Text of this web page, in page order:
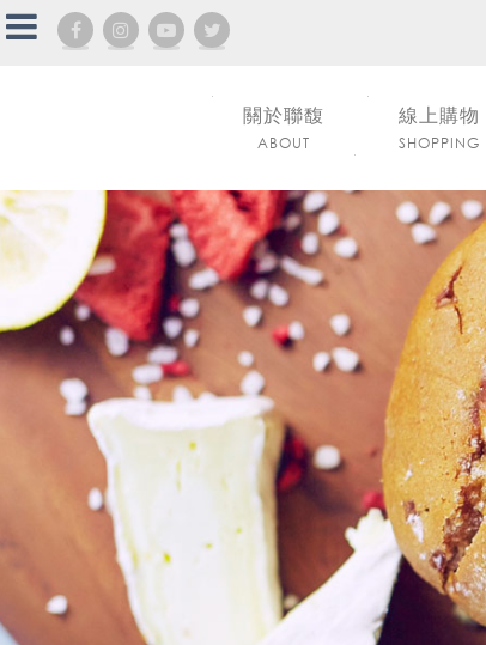
關於聯馥
ABOUT
線上購物
SHOPPING